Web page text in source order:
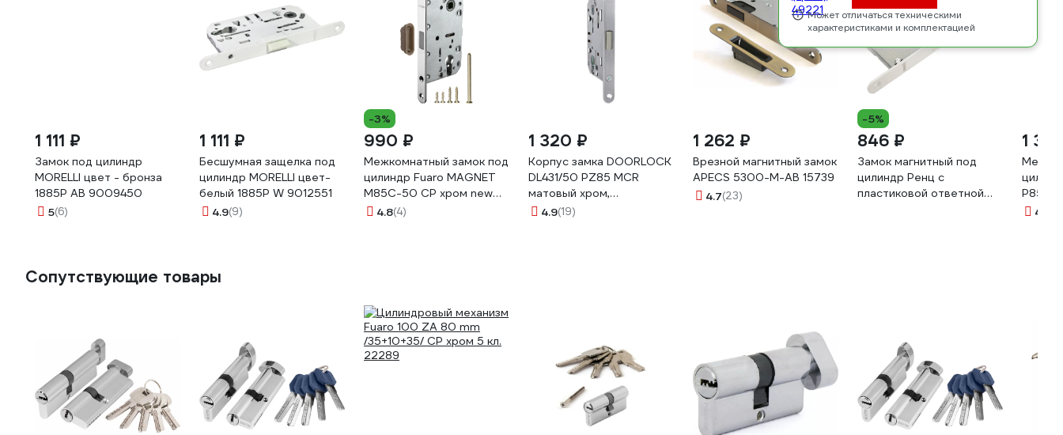
Может отличаться техническими
характеристиками и комплектацией
1 111 ₽
Замок под цилиндр
MORELLI цвет - бронза
1885P AB 9009450
5(6)
1 111 ₽
Бесшумная защелка под
цилиндр MORELLI цвет-
белый 1885P W 9012551
4.9(9)
-3%
990 ₽
Межкомнатный замок под
цилиндр Fuaro MAGNET
M85C-50 CP хром new
plate 42787
4.8(4)
1 320 ₽
Корпус замка DOORLOCK
DL431/50 PZ85 MCR
матовый хром,
реверсивный,
4.9(19)
1 262 ₽
Врезной магнитный замок
APECS 5300-M-AB 15739
4.7(23)
-5%
846 ₽
Замок магнитный под
цилиндр Ренц с
пластиковой ответной
1
P85C-
33621
4.9
Сопутствующие товары